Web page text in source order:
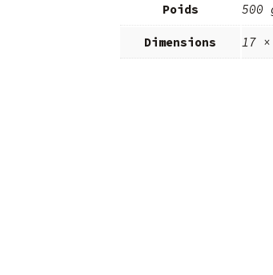
Poids 500
Dimensions 17